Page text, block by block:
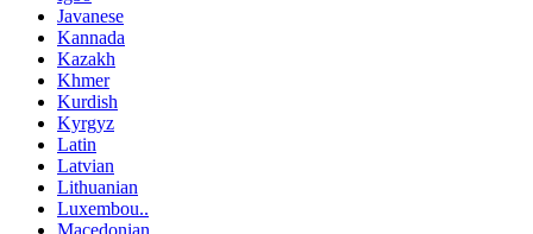
Javanese
Kannada
Kazakh
Khmer
Kurdish
Kyrgyz
Latin
Latvian
Lithuanian
Luxembou..
Macedonian